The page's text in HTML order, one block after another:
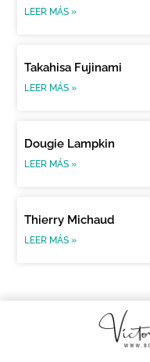
LEER MÁS »
Takahisa Fujinami
LEER MÁS »
Dougie Lampkin
LEER MÁS »
Thierry Michaud
LEER MÁS »